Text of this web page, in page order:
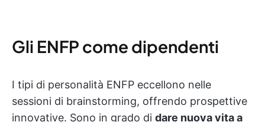
Gli ENFP come dipendenti
I tipi di personalità ENFP eccellono nelle
sessioni di brainstorming, offrendo prospettive
innovative. Sono in grado di dare nuova vita a